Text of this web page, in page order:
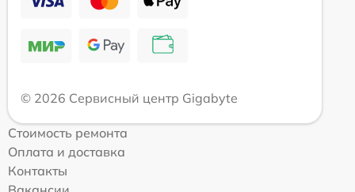
© 2026 Сервисный центр Gigabyte
Стоимость ремонта
Оплата и доставка
Контакты